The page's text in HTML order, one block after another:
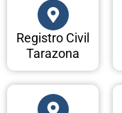
Registro Civil
Tarazona